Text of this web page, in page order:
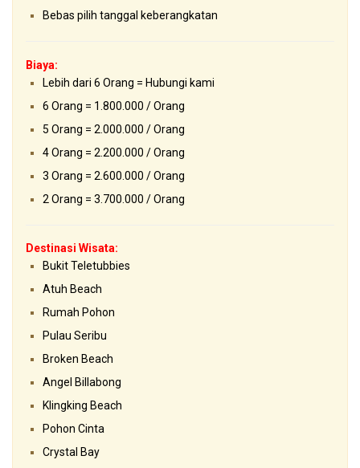
Bebas pilih tanggal keberangkatan
Biaya:
Lebih dari 6 Orang = Hubungi kami
6 Orang = 1.800.000 / Orang
5 Orang = 2.000.000 / Orang
4 Orang = 2.200.000 / Orang
3 Orang = 2.600.000 / Orang
2 Orang = 3.700.000 / Orang
Destinasi Wisata:
Bukit Teletubbies
Atuh Beach
Rumah Pohon
Pulau Seribu
Broken Beach
Angel Billabong
Klingking Beach
Pohon Cinta
Crystal Bay